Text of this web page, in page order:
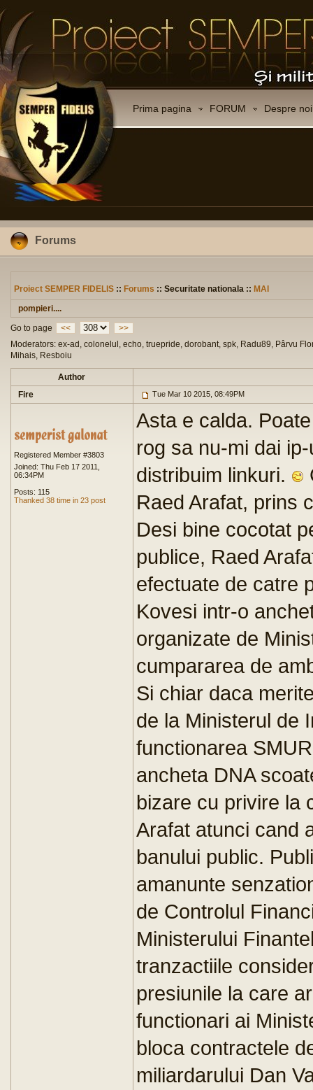
Prima pagina FORUM Despre noi
Forums
Proiect SEMPER FIDELIS :: Forums :: Securitate nationala :: MAI
pompieri....
Go to page
<<
>>
Moderators: ex-ad, colonelul, echo, truepride, dorobant, spk, Radu89, Pârvu
Mihais, Resboiu
Author
Fire
Tue Mar 10 2015, 08:49PM
Registered Member #3803
Joined: Thu Feb 17 2011,
06:34PM
Posts: 115
Thanked 38 time in 23 post
Asta e calda.
rog sa nu-mi dai
distribuim linkuri.
Raed Arafat, prins
Desi bine cocotat
publice, Raed
efectuate de catre
Kovesi intr-o
organizate de
cumpararea de
Si chiar daca
de la Ministerul de
functionarea
ancheta DNA
bizare cu privire la
Arafat atunci cand
banului public.
amanunte
de Controlul
Ministerului
tranzactiile
presiunile la care
functionari ai
bloca contractele
miliardarului Dan